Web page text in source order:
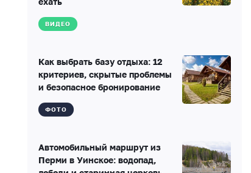
ВИДЕО
Как выбрать базу отдыха: 12
критериев, скрытые проблемы
и безопасное бронирование
ФОТО
Автомобильный маршрут из
Перми в Уинское: водопад,